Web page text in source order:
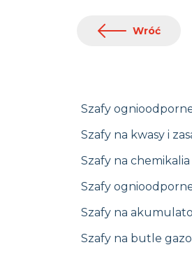
Wróć
Szafy
Szafy na kwasy i
Szafy na chemikalia
Szafy
Szafy na
Szafy na butle